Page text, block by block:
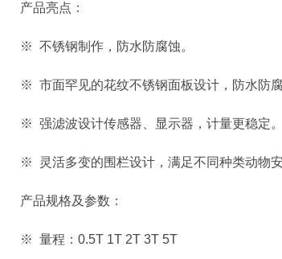
产品亮点：
※ 不锈钢制作，防水防腐蚀。
※ 市面罕见的花纹不锈钢面板设计，防水防腐
※ 强滤波设计传感器、显示器，计量更稳定。
※ 灵活多变的围栏设计，满足不同种类动物安
产品规格及参数：
※ 量程：0.5T 1T 2T 3T 5T